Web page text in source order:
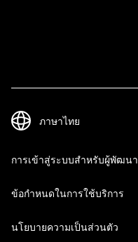
การเข้าสู่ระบบสำหรับผู้พัฒนา
ข้อกำหนดในการใช้บริการ
นโยบายความเป็นส่วนตัว